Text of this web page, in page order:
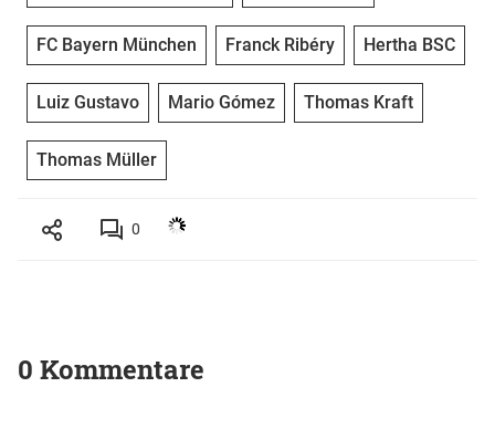
FC Bayern München Franck Ribéry Hertha BSC
Luiz Gustavo Mario Gómez Thomas Kraft
Thomas Müller
0
0 Kommentare